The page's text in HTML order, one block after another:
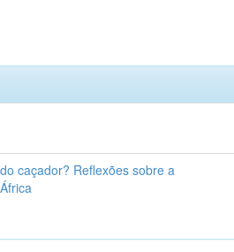
caçador? Reflexões sobre a